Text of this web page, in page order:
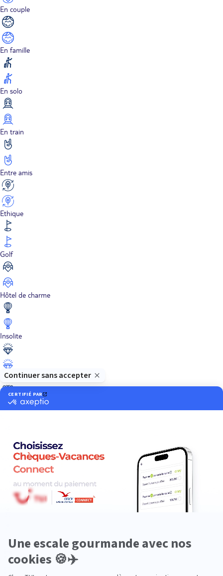
En couple
En famille
En solo
En train
Entre amis
Ethique
Golf
Hôtel de charme
Insolite
Luxe
Neige
Plongée
Premium